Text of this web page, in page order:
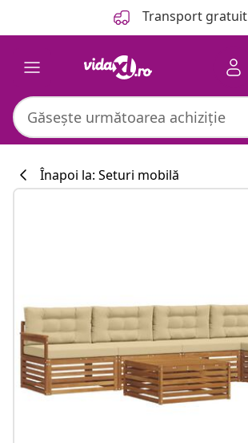
Transport gratuit
Înapoi la: Seturi mobilă